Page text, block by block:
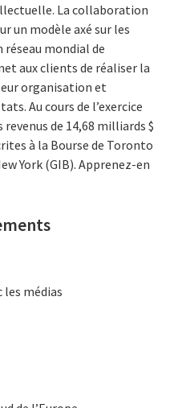
La collaboration
un modèle axé sur les
mondial de
aux clients de réaliser la
organisation et
Au cours de l’exercice
revenus de 14,68 milliards $
à la Bourse de Toronto
York (GIB). Apprenez-en
les médias